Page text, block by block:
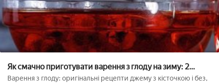
Як смачно приготувати варення з глоду на зиму: 2
простих оригінальних рецепта (з кісточками і без)
Варення з глоду: оригінальні рецепти джему з кісточкою і без,